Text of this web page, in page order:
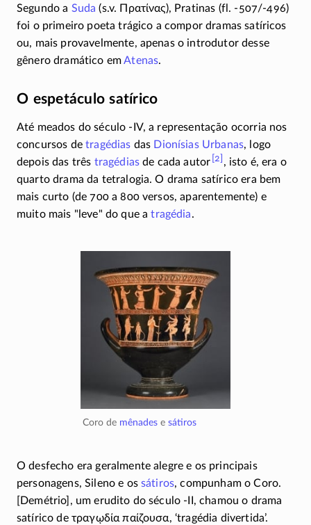
Segundo a Suda (s.v. Πρατίνας), Pratinas (fl. -507/-496)
foi o primeiro poeta trágico a compor dramas satíricos
ou, mais provavelmente, apenas o introdutor desse
gênero dramático emAtenas.
O espetáculo satírico
Até meados do século -IV, a representação ocorria nos
concursos detragédias das Dionísias Urbanas, logo
depois das três tragédias de cada autor [2] , isto é, era o
quarto drama da tetralogia. O drama satírico era bem
mais curto (de 700 a 800 versos, aparentemente) e
muito mais
leve do que atragédia.
Coro de mênades esátiros
O desfecho era geralmente alegre e os principais
personagens, Sileno e ossátiros, compunham o Coro.
[Demétrio], um erudito do século -II , chamou o drama
satírico de τραγῳδία παίζουσα, ‘tragédia divertida’.